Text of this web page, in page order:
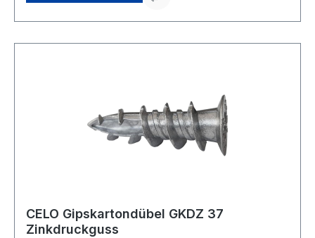
CELO Gipskartondübel GKDZ 37
Zinkdruckguss